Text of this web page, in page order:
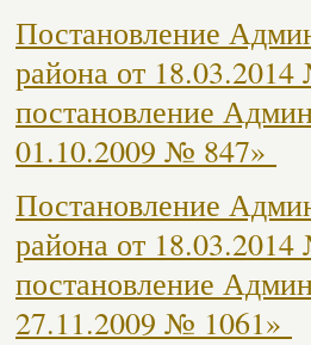
Постановление
района от
постановление
01.10.2009 № 847»
Постановление
района от
постановление
27.11.2009 № 1061»